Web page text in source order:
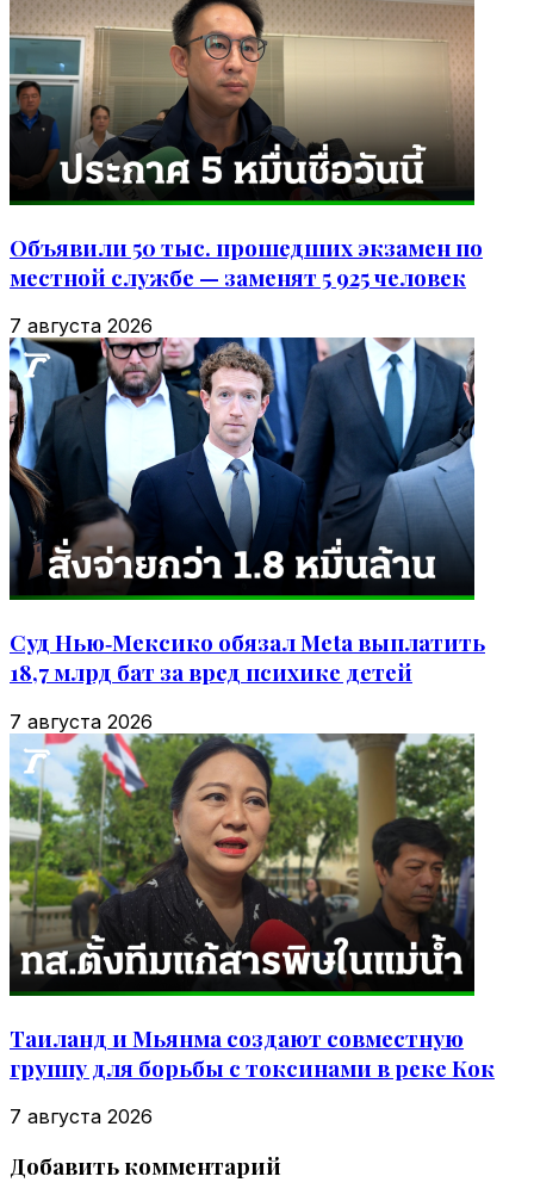
Объявили 50 тыс. прошедших экзамен по
местной службе — заменят 5 925 человек
7 августа 2026
Суд Нью‑Мексико обязал Meta выплатить
18,7 млрд бат за вред психике детей
7 августа 2026
Таиланд и Мьянма создают совместную
группу для борьбы с токсинами в реке Кок
7 августа 2026
Добавить комментарий